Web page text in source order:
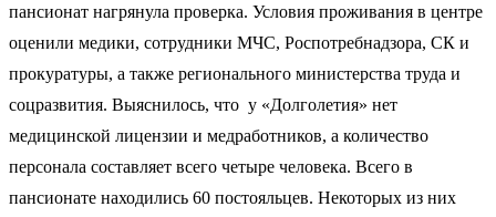
пансионат нагрянула проверка. Условия проживания в центре
оценили медики, сотрудники МЧС, Роспотребнадзора, СК и
прокуратуры, а также регионального министерства труда и
соцразвития. Выяснилось, что у «Долголетия» нет
медицинской лицензии и медработников, а количество
персонала составляет всего четыре человека. Всего в
пансионате находились 60 постояльцев. Некоторых из них